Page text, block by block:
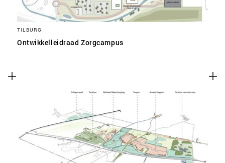
TILBURG
Ontwikkelleidraad Zorgcampus